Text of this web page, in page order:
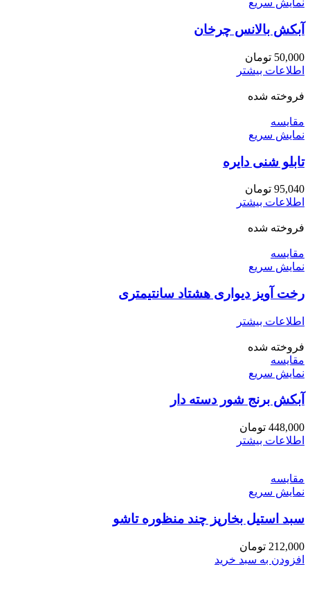
نمایش سریع
آبکش بالانس چرخان
50,000 تومان
اطلاعات بیشتر
فروخته شده
مقايسه
نمایش سریع
تابلو شنی دایره
95,040 تومان
اطلاعات بیشتر
فروخته شده
مقايسه
نمایش سریع
رخت آویز دیواری هشتاد سانتیمتری
اطلاعات بیشتر
فروخته شده
مقايسه
نمایش سریع
آبکش برنج شور دسته دار
448,000 تومان
اطلاعات بیشتر
مقايسه
نمایش سریع
سبد استیل بخارپز چند منظوره تاشو
212,000 تومان
افزودن به سبد خرید